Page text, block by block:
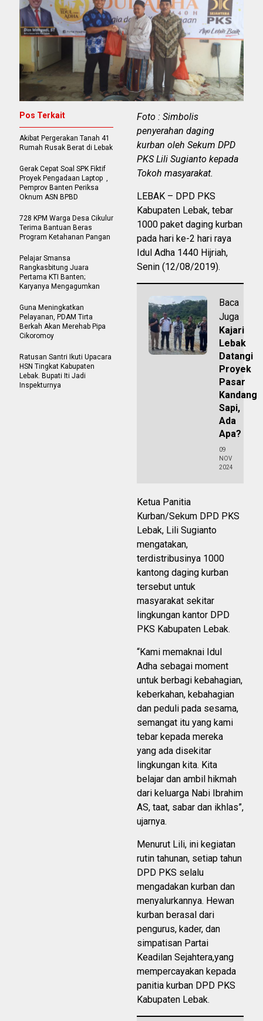
Foto : Simbolis
penyerahan daging
kurban oleh Sekum DPD
PKS Lili Sugianto kepada
Tokoh masyarakat.
LEBAK – DPD PKS
Kabupaten Lebak, tebar
1000 paket daging kurban
pada hari ke-2 hari raya
Idul Adha 1440 Hijriah,
Senin (12/08/2019).
Baca
Juga
Kajari
Lebak
Datangi
Proyek
Pasar
Kandang
Sapi,
Ada
Apa?
09
NOV
2024
Ketua Panitia
Kurban/Sekum DPD PKS
Lebak, Lili Sugianto
mengatakan,
terdistribusinya 1000
kantong daging kurban
tersebut untuk
masyarakat sekitar
lingkungan kantor DPD
PKS Kabupaten Lebak.
“Kami memaknai Idul
Adha sebagai moment
untuk berbagi kebahagian,
keberkahan, kebahagian
dan peduli pada sesama,
semangat itu yang kami
tebar kepada mereka
yang ada disekitar
lingkungan kita. Kita
belajar dan ambil hikmah
dari keluarga Nabi Ibrahim
AS, taat, sabar dan ikhlas”,
ujarnya.
Menurut Lili, ini kegiatan
rutin tahunan, setiap tahun
DPD PKS selalu
mengadakan kurban dan
menyalurkannya. Hewan
kurban berasal dari
pengurus, kader, dan
simpatisan Partai
Keadilan Sejahtera,yang
mempercayakan kepada
panitia kurban DPD PKS
Kabupaten Lebak.
Pos Terkait
Akibat Pergerakan Tanah 41
Rumah Rusak Berat di Lebak
Gerak Cepat Soal SPK Fiktif
Proyek Pengadaan Laptop ,
Pemprov Banten Periksa
Oknum ASN BPBD
728 KPM Warga Desa Cikulur
Terima Bantuan Beras
Program Ketahanan Pangan
Pelajar Smansa
Rangkasbitung Juara
Pertama KTI Banten;
Karyanya Mengagumkan
Guna Meningkatkan
Pelayanan, PDAM Tirta
Berkah Akan Merehab Pipa
Cikoromoy
Ratusan Santri Ikuti Upacara
HSN Tingkat Kabupaten
Lebak. Bupati Iti Jadi
Inspekturnya